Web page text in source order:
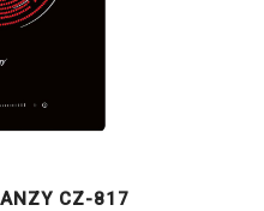
CZ-817